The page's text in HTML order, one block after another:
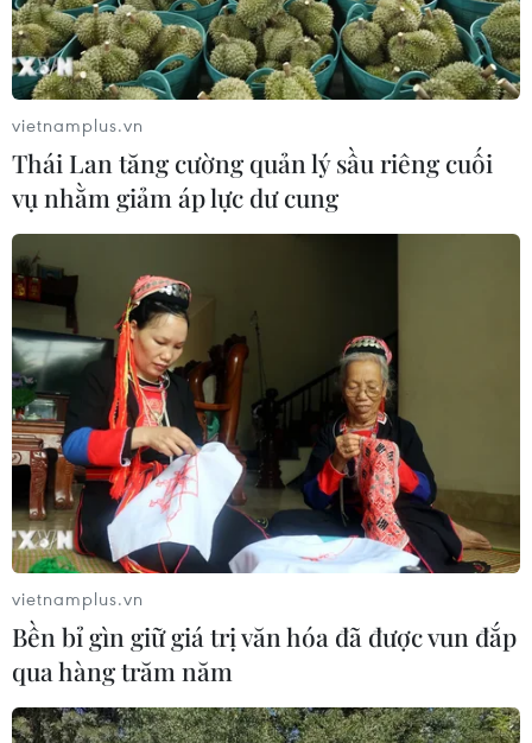
Apple công bố kết quả kinh doanh quý:
Mảng dịch vụ đạt mức cao kỷ lục
30/01/2019 13:40
Apple đã báo cáo thu nhập quý 1 năm tài chính 2019,
kết thúc vào ngày 29/12/2018, trong đó doanh thu dịch
vụ đạt mức cao nhất từ trước tới nay.
vietnamplus.vn
Thái Lan tăng cường quản lý sầu riêng cuối
vụ nhằm giảm áp lực dư cung
vietnamplus.vn
Bền bỉ gìn giữ giá trị văn hóa đã được vun đắp
qua hàng trăm năm